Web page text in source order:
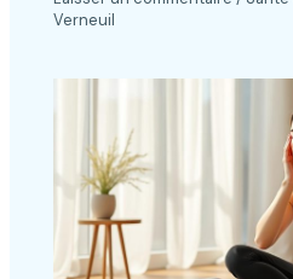
Verneuil